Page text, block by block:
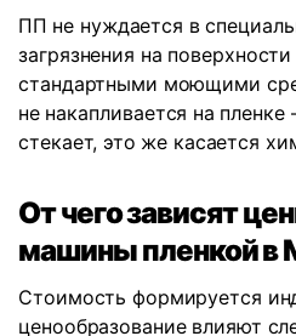
ПП не нуждается в
загрязнения на
стандартными моющими
не накапливается на пленке
стекает, это же касается
От чего зависят
машины пленкой в
Стоимость формируется
ценообразование влияют